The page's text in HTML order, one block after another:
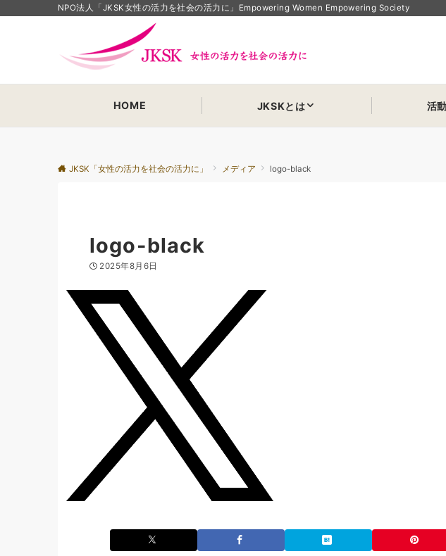
NPO法人「JKSK女性の活力を社会の活力に」Empowering Women Empowering Society
HOME JKSKとは 活
JKSK「女性の活力を社会の活力に」 メディア logo-black
logo-black
2025年8月6日